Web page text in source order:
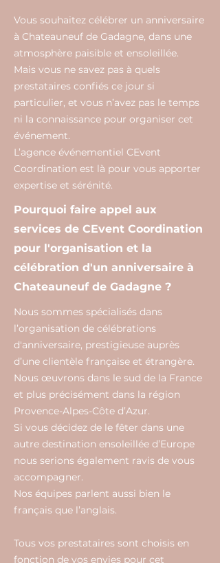
Vous souhaitez célébrer un anniversaire
à Chateauneuf de Gadagne, dans une
atmosphère paisible et ensoleillée.
Mais vous ne savez pas à quels
prestataires confiés ce jour si
particulier, et vous n’avez pas le temps
ni la connaissance pour organiser cet
événement.
L’agence événementiel CEvent
Coordination est là pour vous apporter
expertise et sérénité.
Pourquoi faire appel aux
services de CEvent Coordination
pour l'organisation et la
célébration d'un anniversaire à
Chateauneuf de Gadagne ?
Nous sommes spécialisés dans
l’organisation de célébrations
d'anniversaire, prestigieuse auprès
d’une clientèle française et étrangère.
Nous œuvrons dans le sud de la France
et plus précisément dans la région
Provence-Alpes-Côte d’Azur.
Si vous décidez de le fêter dans une
autre destination ensoleillée d’Europe
nous serions également ravis de vous
accompagner.
Nos équipes parlent aussi bien le
français que l’anglais.
Tous vos prestataires sont choisis en
fonction de vos envies pour cet